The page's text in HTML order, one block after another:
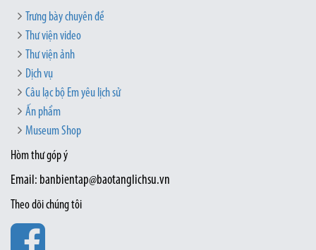
Trưng bày chuyên đề
Thư viện video
Thư viện ảnh
Dịch vụ
Câu lạc bộ Em yêu lịch sử
Ấn phẩm
Museum Shop
Hòm thư góp ý
Email: banbientap@baotanglichsu.vn
Theo dõi chúng tôi